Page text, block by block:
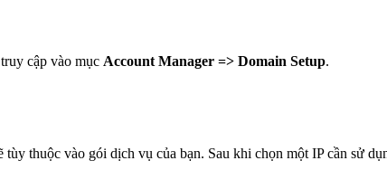
cập vào mục Account Manager => Domain Setup.
thuộc vào gói dịch vụ của bạn. Sau khi chọn một IP cần sử